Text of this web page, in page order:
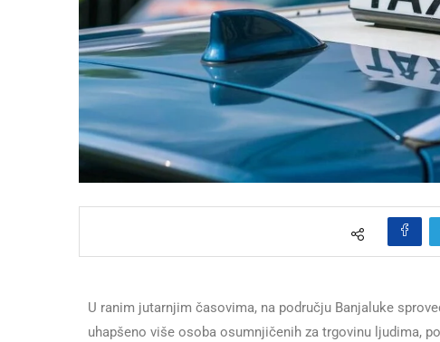
U ranim jutarnjim časovima, na području Banjaluke
uhapšeno više osoba osumnjičenih za trgovinu ljudima,